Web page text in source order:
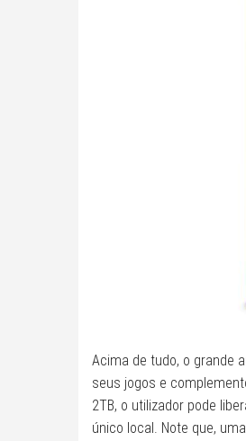
Acima de tudo, o grande
seus jogos e
2TB, o utilizador pode
único local. Note que,